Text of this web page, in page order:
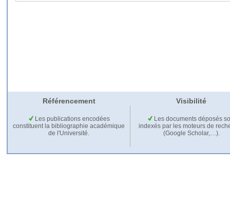
Référencement Visibilité
Les publications encodées
constituent la bibliographie académique
de l'Université.
Les documents déposés
indexés par les moteurs de
(Google Scholar,…).